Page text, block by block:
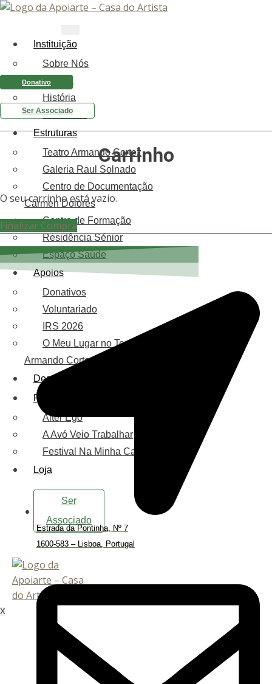
Instituição
Sobre Nós
Equipa
História
Relatórios
Estruturas
Teatro Armando Cortez
Galeria Raul Solnado
Centro de Documentação
Carmen Dolores
Centro de Formação
Residência Sénior
Espaço Saúde
Apoios
Donativos
Voluntariado
IRS 2026
O Meu Lugar no Teatro
Armando Cortez
Destaques
Projetos
Alter Ego
A Avó Veio Trabalhar
Festival Na Minha Casa
Loja
Ser
Associado
X
Donativo
Ser Associado
Carrinho
O seu carrinho está vazio.
Finalizar Compra
Estrada da Pontinha, Nº 7
1600-583 – Lisboa, Portugal